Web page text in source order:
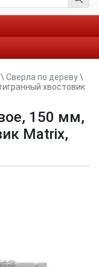
\ Сверла по дереву\
хвостовик
150 мм,
Matrix,